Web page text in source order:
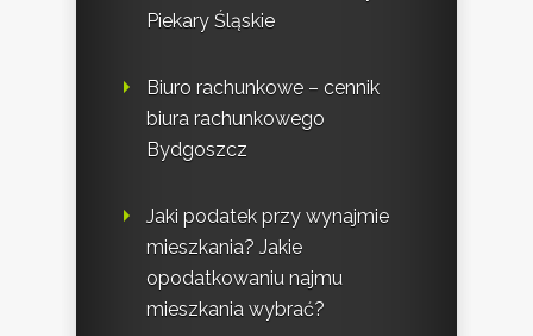
Piekary Śląskie
Biuro rachunkowe – cennik
biura rachunkowego
Bydgoszcz
Jaki podatek przy wynajmie
mieszkania? Jakie
opodatkowaniu najmu
mieszkania wybrać?